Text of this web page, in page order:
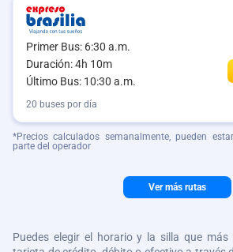
Primer Bus: 6:30 a.m.
Duración: 4h 10m
Último Bus: 10:30 a.m.
20 buses por día
*Precios calculados semanalmente, pueden
parte del operador
Ver más rutas
Puedes elegir el horario y la silla que